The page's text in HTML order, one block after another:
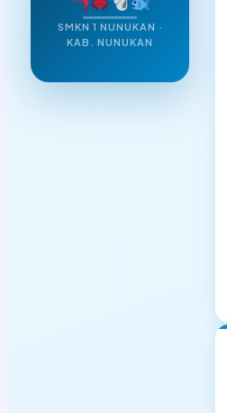
SMKN 1 NUNUKAN ·
KAB. NUNUKAN